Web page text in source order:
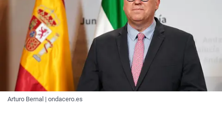
Arturo Bernal | ondacero.es